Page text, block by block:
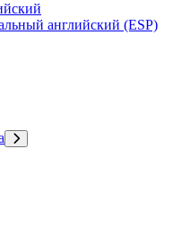
английский (ESP)